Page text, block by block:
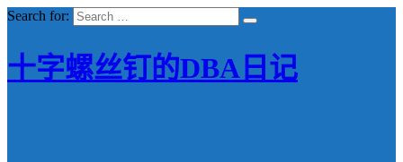
Search for:
十字螺丝钉的DBA日记